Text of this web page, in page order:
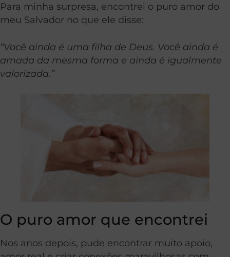
Para minha surpresa, encontrei o puro amor do
meu Salvador no que ele disse:
“Você ainda é uma filha de Deus. Você ainda é
amada da mesma forma e ainda é igualmente
valorizada.”
O puro amor que encontrei
Nos anos depois, pude encontrar muito apoio,